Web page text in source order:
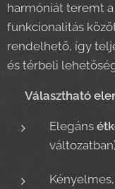
harmóniát teremt
funkcionalitás
rendelhető, így
és térbeli
Választható
Elegáns